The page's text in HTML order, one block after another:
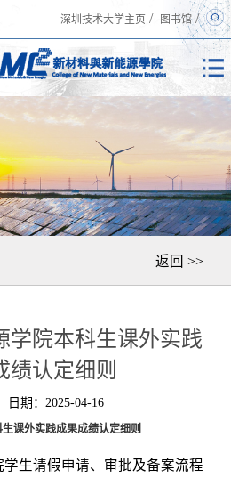
深圳技术大学主页 / 图书馆 /
返回 >>
学院本科生课外实践
绩认定细则
日期：2025-04-16
课外实践成果成绩认定细则
学生请假申请、审批及备案流程